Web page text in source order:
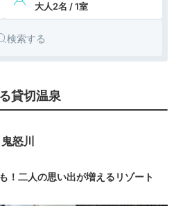
大人2名 / 1室
検索する
貸切温泉
怒川
！二人の思い出が増えるリゾート